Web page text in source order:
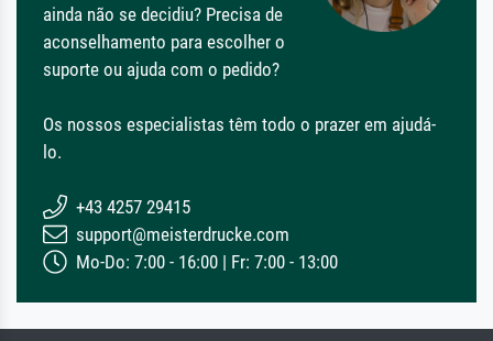
ainda não se decidiu? Precisa de
aconselhamento para escolher o
suporte ou ajuda com o pedido?
Os nossos especialistas têm todo o prazer em ajudá-
lo.
+43 4257 29415
support@meisterdrucke.com
Mo-Do: 7:00 - 16:00 | Fr: 7:00 - 13:00